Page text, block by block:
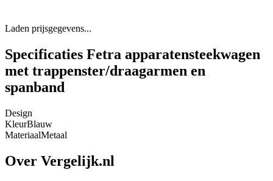
Laden prijsgegevens...
Specificaties Fetra apparatensteekwagen
met trappenster/draagarmen en
spanband
Design
KleurBlauw
MateriaalMetaal
Over Vergelijk.nl